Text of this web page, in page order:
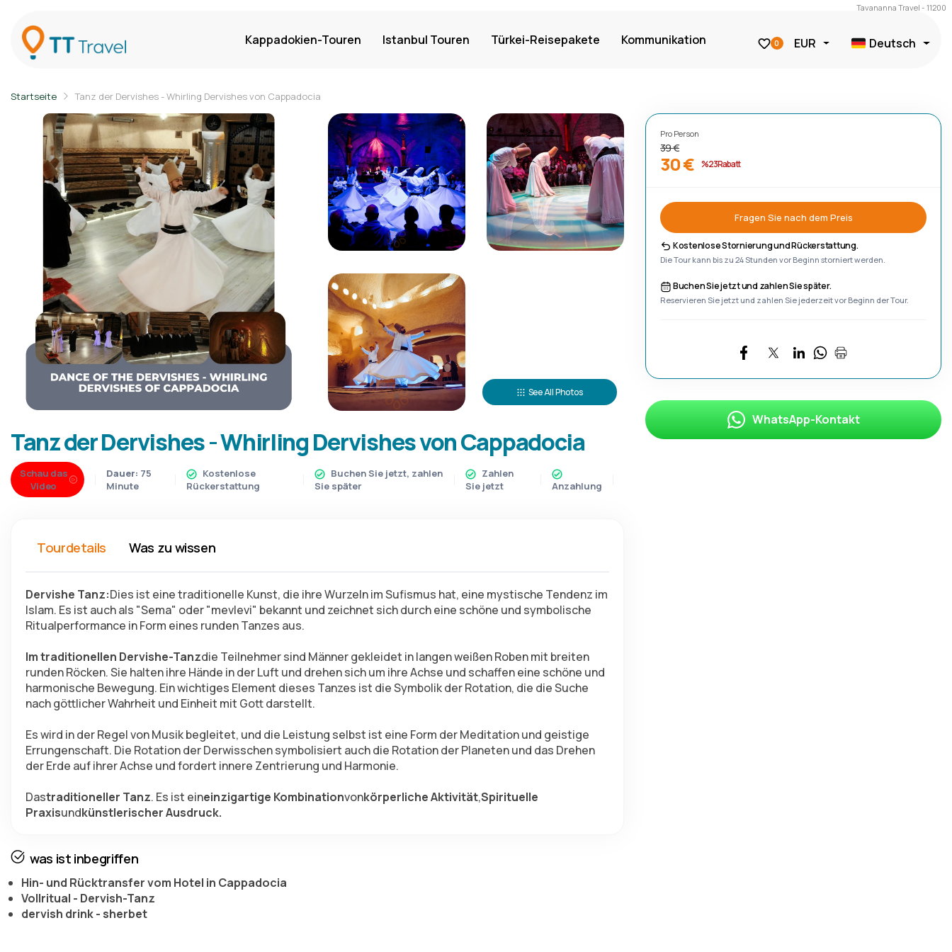
Tavananna Travel - 11200
Kappadokien-Touren Istanbul Touren Türkei-Reisepakete Kommunikation 0 EUR Deutsch
Startseite Tanz der Dervishes - Whirling Dervishes von Cappadocia
See All Photos
Tanz der Dervishes - Whirling Dervishes von Cappadocia
Schau das
Video
Dauer: 75
Minute
Kostenlose
Rückerstattung
Buchen Sie jetzt, zahlen
Sie später
Zahlen
Sie jetzt
Anzahlung
Tourdetails Was zu wissen
Dervishe Tanz:Dies ist eine traditionelle Kunst, die ihre Wurzeln im Sufismus hat, eine mystische Tendenz im
Islam. Es ist auch als "Sema" oder "mevlevi" bekannt und zeichnet sich durch eine schöne und symbolische
Ritualperformance in Form eines runden Tanzes aus.
Im traditionellen Dervishe-Tanzdie Teilnehmer sind Männer gekleidet in langen weißen Roben mit breiten
runden Röcken. Sie halten ihre Hände in der Luft und drehen sich um ihre Achse und schaffen eine schöne und
harmonische Bewegung. Ein wichtiges Element dieses Tanzes ist die Symbolik der Rotation, die die Suche
nach göttlicher Wahrheit und Einheit mit Gott darstellt.
Es wird in der Regel von Musik begleitet, und die Leistung selbst ist eine Form der Meditation und geistige
Errungenschaft. Die Rotation der Derwisschen symbolisiert auch die Rotation der Planeten und das Drehen
der Erde auf ihrer Achse und fordert innere Zentrierung und Harmonie.
Dastraditioneller Tanz. Es ist eineinzigartige Kombinationvonkörperliche Aktivität,Spirituelle
Praxisundkünstlerischer Ausdruck.
was ist inbegriffen
Hin- und Rücktransfer vom Hotel in Cappadocia
Vollritual - Dervish-Tanz
dervish drink - sherbet
Pro Person
39 €
30 € %23 Rabatt
Fragen Sie nach dem Preis
Kostenlose Stornierung und Rückerstattung.
Die Tour kann bis zu 24 Stunden vor Beginn storniert werden.
Buchen Sie jetzt und zahlen Sie später.
Reservieren Sie jetzt und zahlen Sie jederzeit vor Beginn der Tour.
WhatsApp-Kontakt